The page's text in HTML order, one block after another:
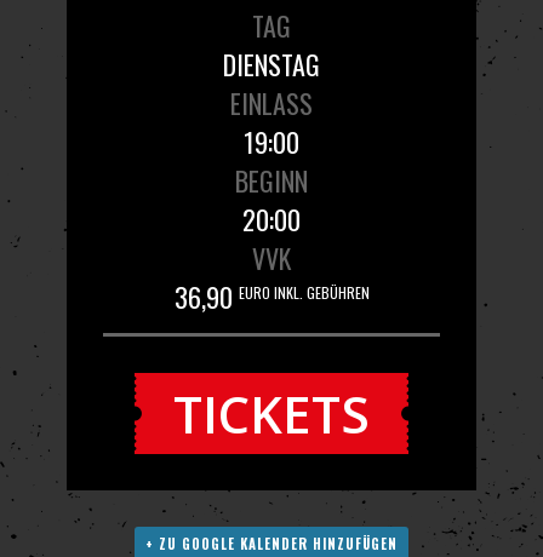
TAG
DIENSTAG
EINLASS
19:00
BEGINN
20:00
VVK
36,90 EURO INKL. GEBÜHREN
TICKETS
+ ZU GOOGLE KALENDER HINZUFÜGEN